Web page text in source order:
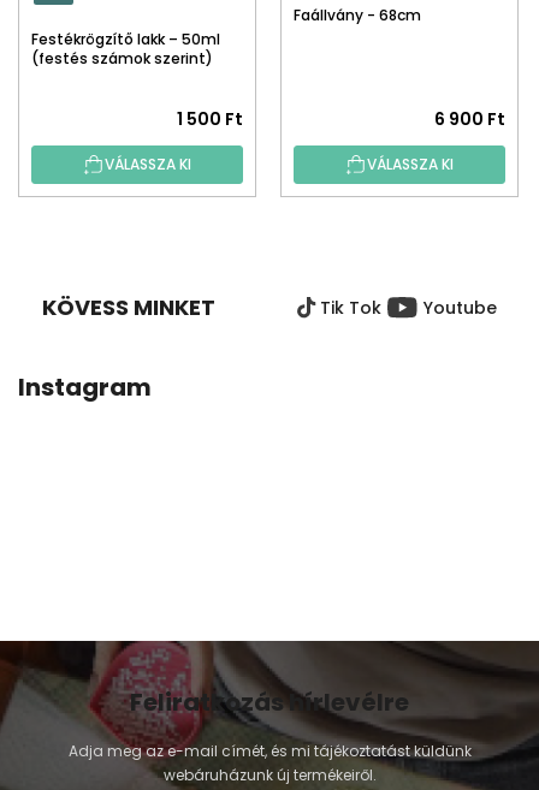
Festékrögzítő lakk – 50ml
(festés számok szerint)
1 500 Ft
VÁLASSZA KI
Faállvány - 68cm
6 900 Ft
VÁLASSZA KI
KÖVESS MINKET Tik Tok Youtube
Instagram
Feliratkozás hírlevélre
Adja meg az e-mail címét, és mi tájékoztatást küldünk
webáruházunk új termékeiről.